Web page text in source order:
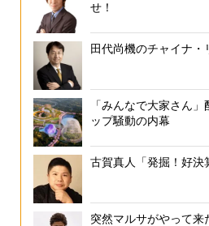
せ！
田代尚機のチャイナ・
「みんなで大家さん」
ップ騒動の内幕
古賀真人「発掘！好決
突然マルサがやって来